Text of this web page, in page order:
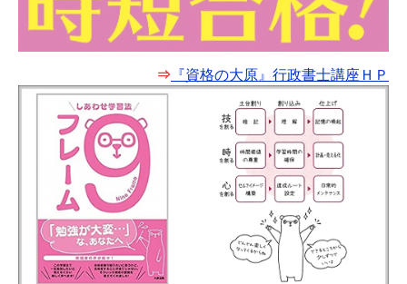
⇒ 『資格の大原』行政書士講座ＨＰ